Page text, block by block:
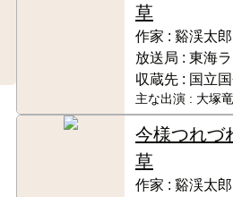
草
作家 : 谿渓太郎
放送局 : 東海
収蔵先 : 国立
主な出演 : 大塚
今様つれづ
草
作家 : 谿渓太郎